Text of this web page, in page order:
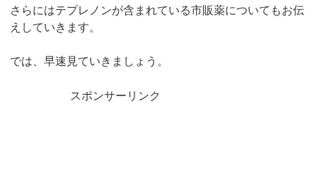
さらにはテプレノンが含まれている市販薬についてもお伝
えしていきます。
では、早速見ていきましょう。
スポンサーリンク